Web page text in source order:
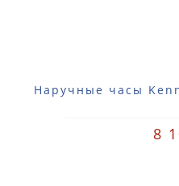
Наручные часы
8